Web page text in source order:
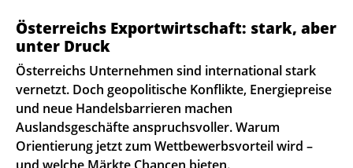
Österreichs Exportwirtschaft: stark, aber
unter Druck
Österreichs Unternehmen sind international stark
vernetzt. Doch geopolitische Konflikte, Energiepreise
und neue Handelsbarrieren machen
Auslandsgeschäfte anspruchsvoller. Warum
Orientierung jetzt zum Wettbewerbsvorteil wird –